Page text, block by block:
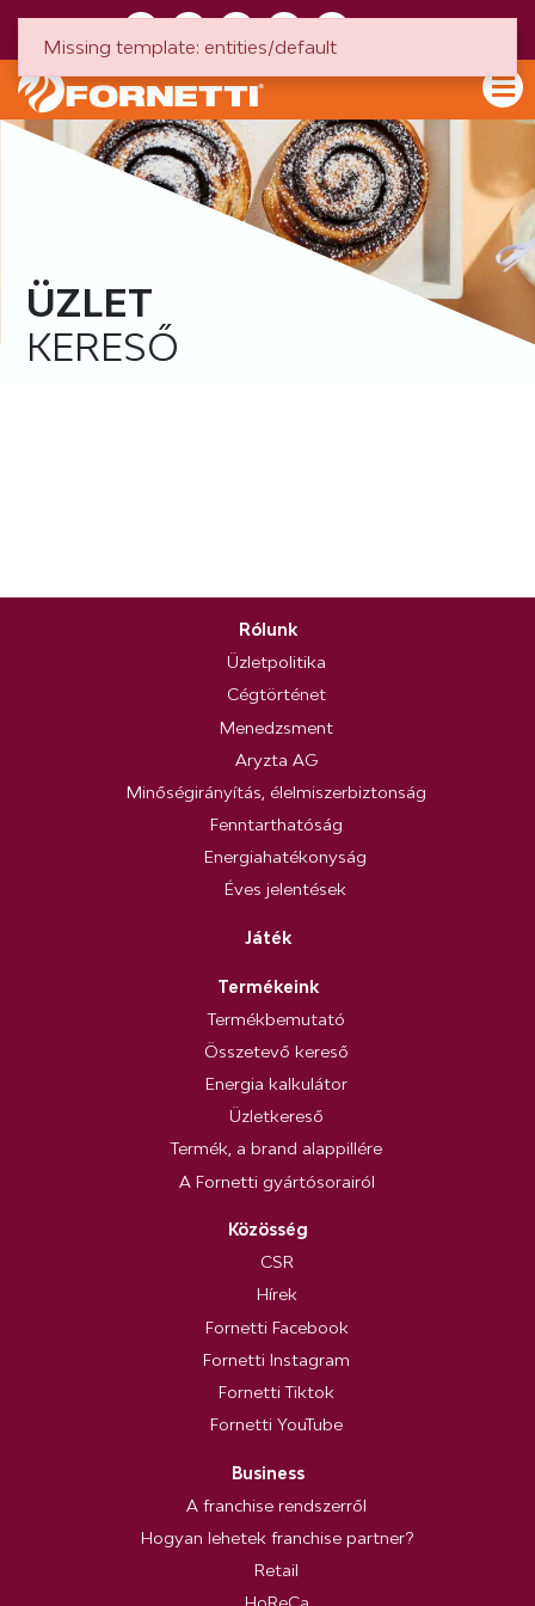
ÜZLET
KERESŐ
Rólunk
Üzletpolitika
Cégtörténet
Menedzsment
Aryzta AG
Minőségirányítás, élelmiszerbiztonság
Fenntarthatóság
Energiahatékonyság
Éves jelentések
Játék
Termékeink
Termékbemutató
Összetevő kereső
Energia kalkulátor
Üzletkereső
Termék, a brand alappillére
A Fornetti gyártósorairól
Közösség
CSR
Hírek
Fornetti Facebook
Fornetti Instagram
Fornetti Tiktok
Fornetti YouTube
Business
A franchise rendszerről
Hogyan lehetek franchise partner?
Retail
Missing template: entities/default